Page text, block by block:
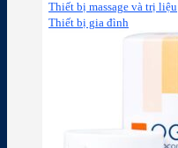
Thiết bị massage và trị liệu
Thiết bị gia đình